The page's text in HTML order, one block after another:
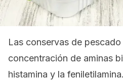
Las conservas de
concentración de aminas
histamina y la